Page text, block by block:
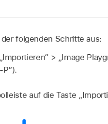
folgenden Schritte aus:
> „Image
auf die Taste